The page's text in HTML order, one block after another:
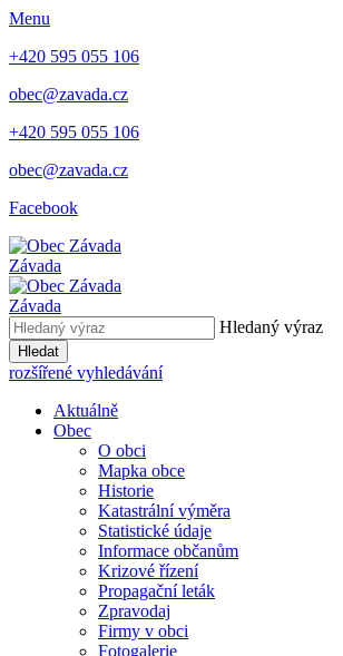
Menu
+420 595 055 106
obec@zavada.cz
+420 595 055 106
obec@zavada.cz
Facebook
Závada
Závada
Hledaný výraz
Hledat
rozšířené vyhledávání
Aktuálně
Obec
O obci
Mapka obce
Historie
Katastrální výměra
Statistické údaje
Informace občanům
Krizové řízení
Propagační leták
Zpravodaj
Firmy v obci
Fotogalerie